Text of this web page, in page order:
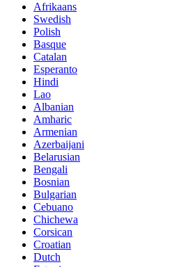
Afrikaans
Swedish
Polish
Basque
Catalan
Esperanto
Hindi
Lao
Albanian
Amharic
Armenian
Azerbaijani
Belarusian
Bengali
Bosnian
Bulgarian
Cebuano
Chichewa
Corsican
Croatian
Dutch